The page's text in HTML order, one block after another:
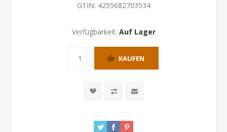
GTIN: 4255682703534
Verfügbarkeit: Auf Lager
KAUFEN